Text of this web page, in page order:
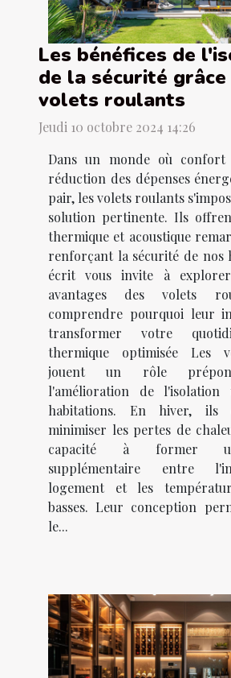
Les bénéfices de
de la sécurité grâce
volets roulants
Jeudi 10 octobre 2024 14:26
Dans un monde où confort
réduction des dépenses
pair, les volets roulants
solution pertinente. Ils
thermique et acoustique
renforçant la sécurité de nos
écrit vous invite à
avantages des volets
comprendre pourquoi leur
transformer votre
thermique optimisée Les
jouent un rôle
l'amélioration de l'isolation
habitations. En hiver, ils
minimiser les pertes de
capacité à former
supplémentaire entre
logement et les
basses. Leur conception
le...